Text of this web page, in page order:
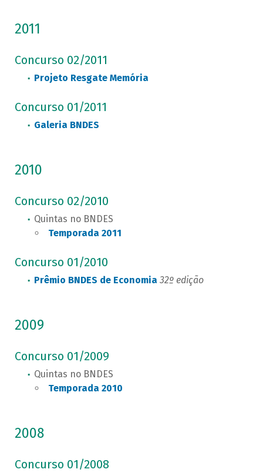
2011
Concurso 02/2011
Projeto Resgate Memória
Concurso 01/2011
Galeria BNDES
2010
Concurso 02/2010
Quintas no BNDES
Temporada 2011
Concurso 01/2010
Prêmio BNDES de Economia 32º edição
2009
Concurso 01/2009
Quintas no BNDES
Temporada 2010
2008
Concurso 01/2008